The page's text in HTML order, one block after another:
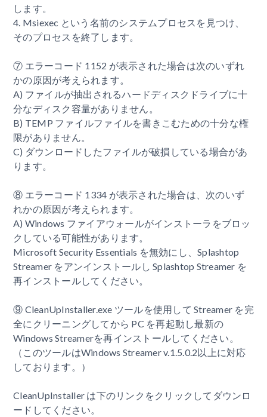
します。
4. Msiexec という名前のシステムプロセスを見つけ、
そのプロセスを終了します。
⑦ エラーコード 1152 が表示された場合は次のいずれ
かの原因が考えられます。
A) ファイルが抽出されるハードディスクドライブに十
分なディスク容量がありません。
B) TEMP ファイルファイルを書きこむための十分な権
限がありません。
C) ダウンロードしたファイルが破損している場合があ
ります。
⑧ エラーコード 1334 が表示された場合は、次のいず
れかの原因が考えられます。
A) Windows ファイアウォールがインストーラをブロッ
クしている可能性があります。
Microsoft Security Essentials を無効にし、Splashtop
Streamer をアンインストールし Splashtop Streamer を
再インストールしてください。
⑨ CleanUpInstaller.exe ツールを使用して Streamer を完
全にクリーニングしてから PC を再起動し最新の
Windows Streamerを再インストールしてください。
（このツールはWindows Streamer v.1.5.0.2以上に対応
しております。）
CleanUpInstaller は下のリンクをクリックしてダウンロ
ードしてください。